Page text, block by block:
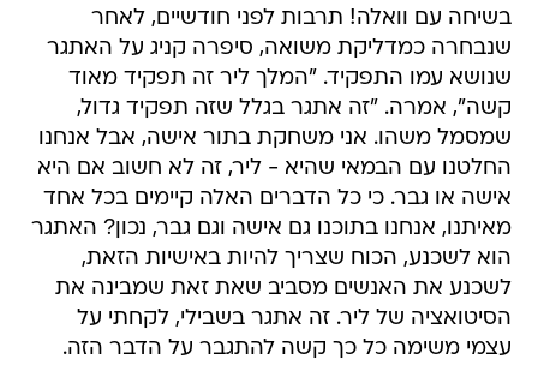
בשיחה עם וואלה! תרבות לפני חודשיים, לאחר
שנבחרה כמדליקת משואה, סיפרה קניג על האתגר
שנושא עמו התפקיד. "המלך ליר זה תפקיד מאוד
קשה", אמרה. "זה אתגר בגלל שזה תפקיד גדול,
שמסמל משהו. אני משחקת בתור אישה, אבל אנחנו
החלטנו עם הבמאי שהיא - ליר, זה לא חשוב אם היא
אישה או גבר. כי כל הדברים האלה קיימים בכל אחד
מאיתנו, אנחנו בתוכנו גם אישה וגם גבר, נכון? האתגר
הוא לשכנע, הכוח שצריך להיות באישיות הזאת,
לשכנע את האנשים מסביב שאת זאת שמבינה את
הסיטואציה של ליר. זה אתגר בשבילי, לקחתי על
עצמי משימה כל כך קשה להתגבר על הדבר הזה.